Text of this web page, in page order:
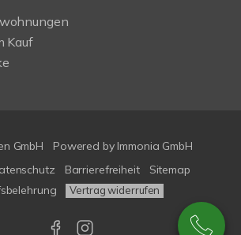
Kauf
GmbH Powered by Immonia GmbH
Barrierefreiheit
Sitemap
Vertrag widerrufen